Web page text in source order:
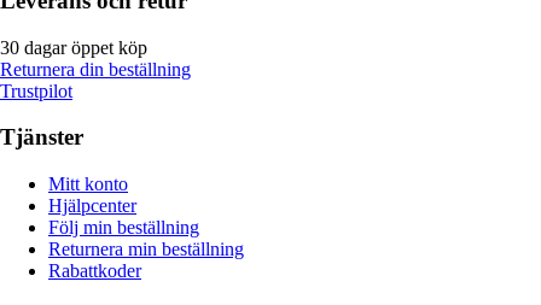
30 dagar öppet köp
Returnera din beställning
Trustpilot
Tjänster
Mitt konto
Hjälpcenter
Följ min beställning
Returnera min beställning
Rabattkoder